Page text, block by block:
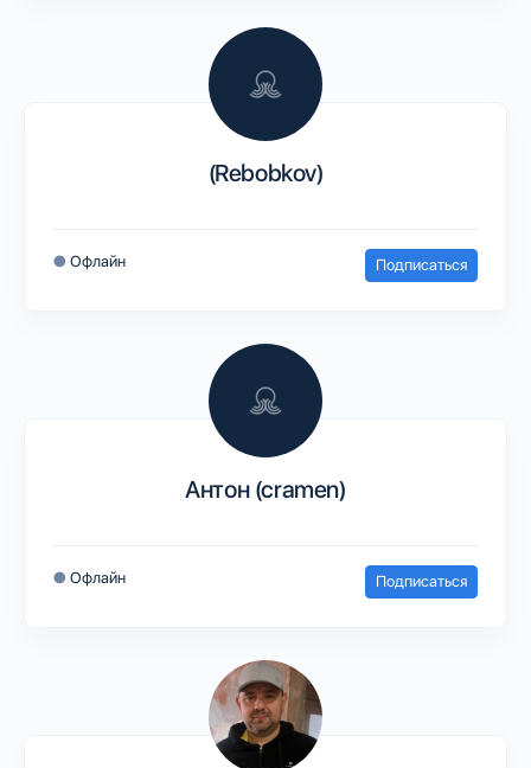
(Rebobkov)
● Офлайн Подписаться
Антон (cramen)
● Офлайн Подписаться